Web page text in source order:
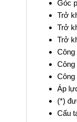
Góc
Trở
Trở
Trở
Công
Công
Công
Áp
(*)
Cấu